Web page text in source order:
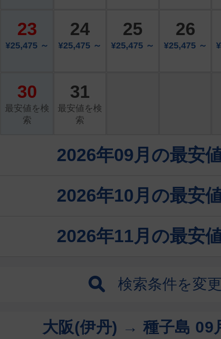
23
¥25,475 ～
24
¥25,475 ～
25
¥25,475 ～
26
¥25,475 ～
30
最安値を検
索
31
最安値を検
索
2026年09月の最安
2026年10月の最安
2026年11月の最安
検索条件を変
大阪(伊丹) → 種子島 09